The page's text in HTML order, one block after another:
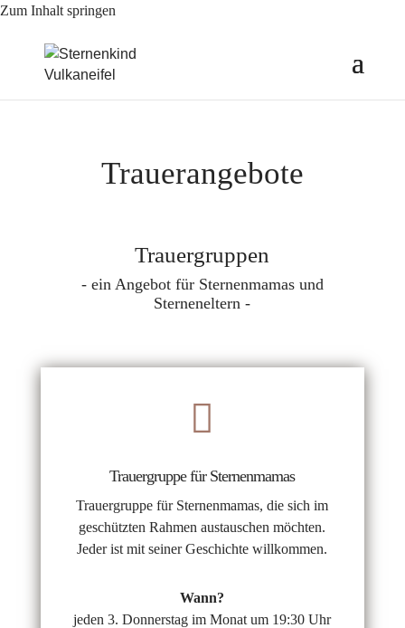
Zum Inhalt springen
Trauerangebote
Trauergruppen
- ein Angebot für Sternenmamas und
Sterneneltern -

Trauergruppe für Sternenmamas
Trauergruppe für Sternenmamas, die sich im
geschützten Rahmen austauschen möchten.
Jeder ist mit seiner Geschichte willkommen.
Wann?
jeden 3. Donnerstag im Monat um 19:30 Uhr